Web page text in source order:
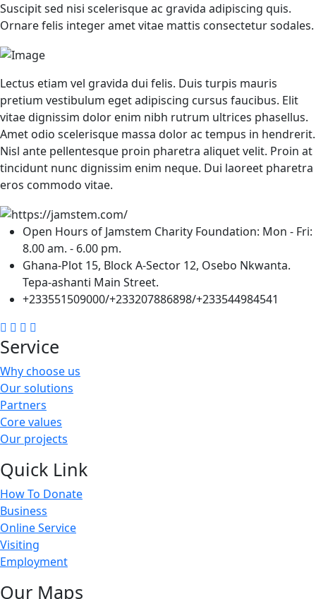
Suscipit sed nisi scelerisque ac gravida adipiscing quis.
Ornare felis integer amet vitae mattis consectetur sodales.
Lectus etiam vel gravida dui felis. Duis turpis mauris
pretium vestibulum eget adipiscing cursus faucibus. Elit
vitae dignissim dolor enim nibh rutrum ultrices phasellus.
Amet odio scelerisque massa dolor ac tempus in hendrerit.
Nisl ante pellentesque proin pharetra aliquet velit. Proin at
tincidunt nunc dignissim enim neque. Dui laoreet pharetra
eros commodo vitae.
Open Hours of Jamstem Charity Foundation: Mon - Fri:
8.00 am. - 6.00 pm.
Ghana-Plot 15, Block A-Sector 12, Osebo Nkwanta.
Tepa-ashanti Main Street.
+233551509000/+233207886898/+233544984541
Service
Why choose us
Our solutions
Partners
Core values
Our projects
Quick Link
How To Donate
Business
Online Service
Visiting
Employment
Our Maps